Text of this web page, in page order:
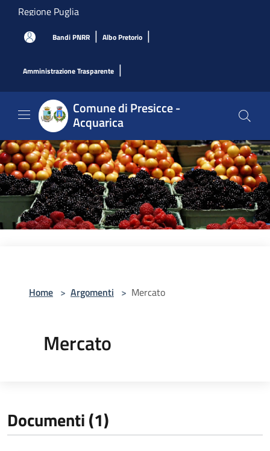
Salta al contenuto principale
Regione Puglia
Bandi PNRR | Albo Pretorio |
Amministrazione Trasparente |
Comune di Presicce -
Acquarica
Home > Argomenti > Mercato
Mercato
Documenti (1)